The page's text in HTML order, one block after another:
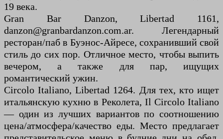
19 века.
Gran Bar Danzon, Libertad 1161,
danzon@granbardanzon.com.ar. Легендарный
ресторан/паб в Буэнос-Айресе, сохранивший свой
стиль до сих пор. Отличное место, чтобы выпить
вечером, а также для пар, ищущих
романтический ужин.
Circolo Italiano, Libertad 1264. Для тех, кто ищет
итальянскую кухню в Реколета, Il Circolo Italiano
— один из лучших вариантов по соотношению
цена/атмосфера/качество еды. Место предлагает